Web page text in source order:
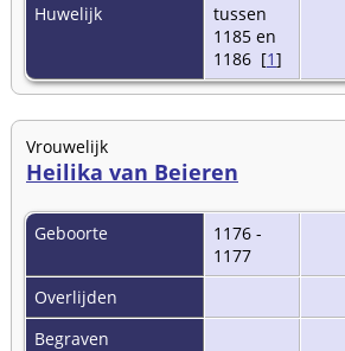
Huwelijk
tussen
1185 en
1186 [1]
Vrouwelijk
Heilika van Beieren
Geboorte
1176 -
1177
Overlijden
Begraven